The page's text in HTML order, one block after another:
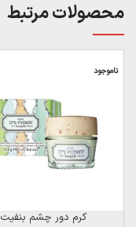
محصولات مرتبط
ناموجود
کرم دور چشم بنفیت